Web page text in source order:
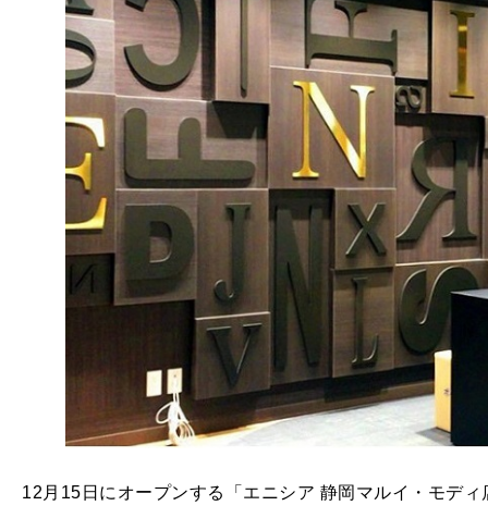
12月15日にオープンする「エニシア 静岡マルイ・モディ